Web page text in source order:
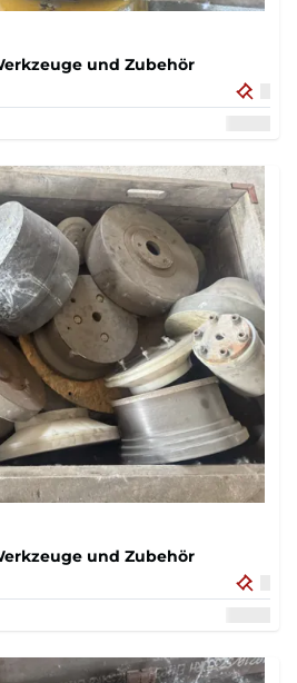
und Zubehör
und Zubehör